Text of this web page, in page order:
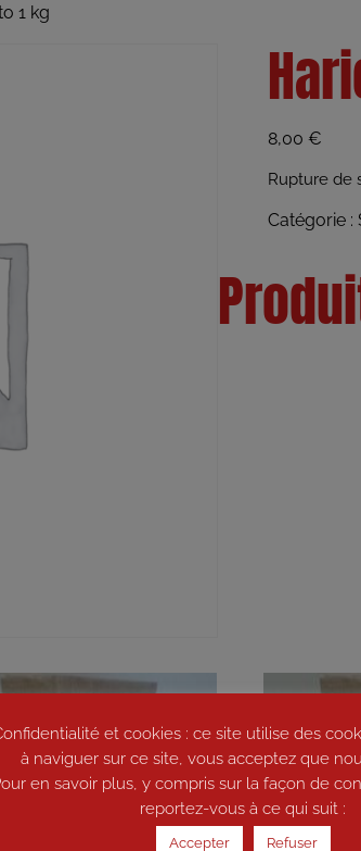
1 kg
8,00 €
Rupture de
Catégorie :
et cookies : ce site utilise des
à naviguer sur ce site, vous acceptez que
en savoir plus, y compris sur la façon de
reportez-vous à ce qui suit :
Accepter Refuser